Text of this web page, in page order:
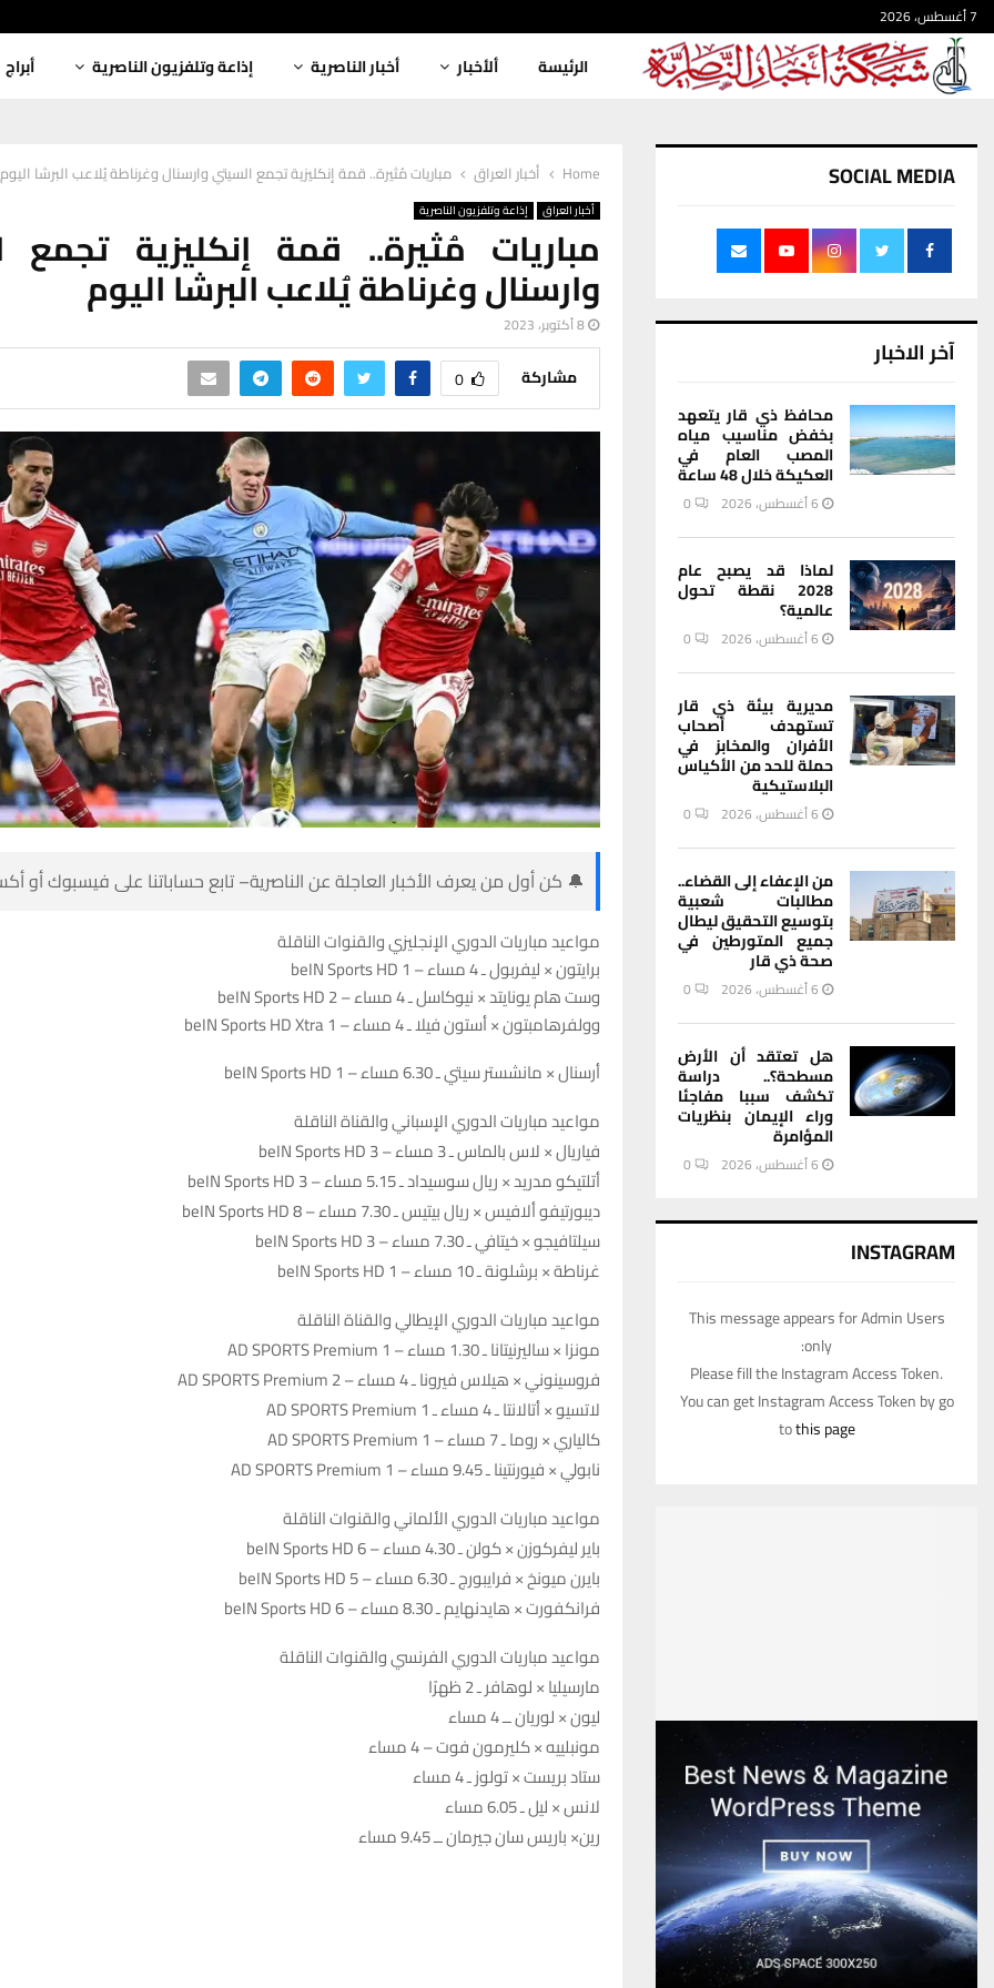
7 أغسطس، 2026
الرئيسة ألأخبار أخبار الناصرية إذاعة وتلفزيون الناصرية أبراج
Home أخبار العراق مباريات مُثيرة.. قمة إنكليزية تجمع السيتي وارسنال وغرناطة يُلاعب البرشا اليوم
أخبار العراق إذاعة وتلفزيون الناصرية
مباريات مُثيرة.. قمة إنكليزية تجمع
وارسنال وغرناطة يُلاعب البرشا اليوم
8 أكتوبر، 2023
مشاركة 0
🔔 كن أول من يعرف الأخبار العاجلة عن الناصرية– تابع حساباتنا على فيسبوك أو
مواعيد مباريات الدوري الإنجليزي والقنوات الناقلة
برايتون × ليفربول ـ 4 مساء – beIN Sports HD 1
وست هام يونايتد × نيوكاسل ـ 4 مساء – beIN Sports HD 2
وولفرهامبتون × أستون فيلا ـ 4 مساء – beIN Sports HD Xtra 1
أرسنال × مانشستر سيتي ـ 6.30 مساء – beIN Sports HD 1
مواعيد مباريات الدوري الإسباني والقناة الناقلة
فياريال × لاس بالماس ـ 3 مساء – beIN Sports HD 3
أتلتيكو مدريد × ريال سوسيداد ـ 5.15 مساء – beIN Sports HD 3
ديبورتيفو ألافيس × ريال بيتيس ـ 7.30 مساء – beIN Sports HD 8
سيلتافيجو × خيتافي ـ 7.30 مساء – beIN Sports HD 3
غرناطة × برشلونة ـ 10 مساء – beIN Sports HD 1
مواعيد مباريات الدوري الإيطالي والقناة الناقلة
مونزا × ساليرنيتانا ـ 1.30 مساء – AD SPORTS Premium 1
فروسينوني × هيلاس فيرونا ـ 4 مساء – AD SPORTS Premium 2
لاتسيو × أتالانتا ـ 4 مساء ـ AD SPORTS Premium 1
كالياري × روما ـ 7 مساء – AD SPORTS Premium 1
نابولي × فيورنتينا ـ 9.45 مساء – AD SPORTS Premium 1
مواعيد مباريات الدوري الألماني والقنوات الناقلة
باير ليفركوزن × كولن ـ 4.30 مساء – beIN Sports HD 6
بايرن ميونخ × فرايبورج ـ 6.30 مساء – beIN Sports HD 5
فرانكفورت × هايدنهايم ـ 8.30 مساء – beIN Sports HD 6
مواعيد مباريات الدوري الفرنسي والقنوات الناقلة
مارسيليا × لوهافر ـ 2 ظهرًا
ليون × لوريان ــ 4 مساء
مونبلييه × كليرمون فوت – 4 مساء
ستاد بريست × تولوز ـ 4 مساء
لانس × ليل ـ 6.05 مساء
رين× باريس سان جيرمان ــ 9.45 مساء
SOCIAL MEDIA
آخر الاخبار
محافظ ذي قار يتعهد
بخفض مناسيب مياه
المصب العام في
العكيكة خلال 48 ساعة
6 أغسطس، 2026 0
لماذا قد يصبح عام
2028 نقطة تحول
عالمية؟
6 أغسطس، 2026 0
مديرية بيئة ذي قار
تستهدف أصحاب
الأفران والمخابز في
حملة للحد من الأكياس
البلاستيكية
6 أغسطس، 2026 0
من الإعفاء إلى القضاء..
مطالبات شعبية
بتوسيع التحقيق ليطال
جميع المتورطين في
صحة ذي قار
6 أغسطس، 2026 0
هل تعتقد أن الأرض
مسطحة؟.. دراسة
تكشف سببا مفاجئا
وراء الإيمان بنظريات
المؤامرة
6 أغسطس، 2026 0
INSTAGRAM
This message appears for Admin Users
only:
Please fill the Instagram Access Token.
You can get Instagram Access Token by go
tothis page